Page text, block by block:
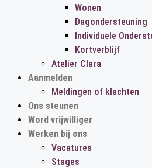
Wonen
Dagondersteuning
Individuele
Kortverblijf
Atelier Clara
Aanmelden
Meldingen of klachten
Ons steunen
Word vrijwilliger
Werken bij ons
Vacatures
Stages